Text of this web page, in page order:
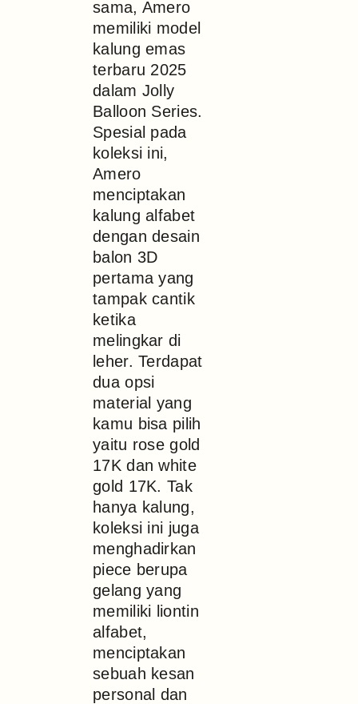
sama, Amero
memiliki model
kalung emas
terbaru 2025
dalam Jolly
Balloon Series.
Spesial pada
koleksi ini,
Amero
menciptakan
kalung alfabet
dengan desain
balon 3D
pertama yang
tampak cantik
ketika
melingkar di
leher. Terdapat
dua opsi
material yang
kamu bisa pilih
yaitu rose gold
17K dan white
gold 17K. Tak
hanya kalung,
koleksi ini juga
menghadirkan
piece berupa
gelang yang
memiliki liontin
alfabet,
menciptakan
sebuah kesan
personal dan